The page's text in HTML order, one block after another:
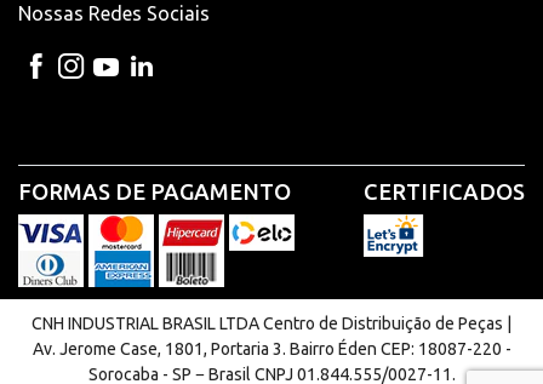
Nossas Redes Sociais
FORMAS DE PAGAMENTO CERTIFICADOS
CNH INDUSTRIAL BRASIL LTDA Centro de Distribuição de Peças |
Av. Jerome Case, 1801, Portaria 3. Bairro Éden CEP: 18087-220 -
Sorocaba - SP − Brasil CNPJ 01.844.555/0027-11.